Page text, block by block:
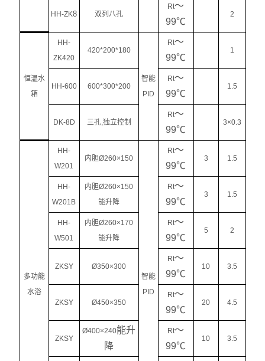
HH-ZK8 双列八孔
Rt～
99℃
2
恒温水
箱
HH-
ZK420
420*200*180
智能
PID
Rt～
99℃
1
HH-600 600*300*200
Rt～
99℃
1.5
DK-8D 三孔,独立控制
Rt～
99℃
3×0.3
多功能
水浴
HH-
W201
内胆Ø260×150
智能
PID
Rt～
99℃
3 1.5
HH-
W201B
内胆Ø260×150
能升降
Rt～
99℃
3 1.5
HH-
W501
内胆Ø260×170
能升降
Rt～
99℃
5 2
ZKSY Ø350×300
Rt～
99℃
10 3.5
ZKSY Ø450×350
Rt～
99℃
20 4.5
ZKSY
Ø400×240能升
降
Rt～
99℃
10 3.5